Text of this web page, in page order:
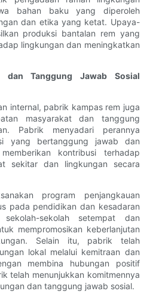
bahan baku yang diperoleh
dan etika yang ketat. Upaya-
produksi bantalan rem yang
lingkungan dan meningkatkan
dan Tanggung Jawab Sosial
internal, pabrik kampas rem juga
masyarakat dan tanggung
Pabrik menyadari perannya
yang bertanggung jawab dan
kontribusi terhadap
sekitar dan lingkungan secara
program penjangkauan
pada pendidikan dan kesadaran
sekolah setempat dan
mempromosikan keberlanjutan
Selain itu, pabrik telah
lokal melalui kemitraan dan
membina hubungan positif
telah menunjukkan komitmennya
dan tanggung jawab sosial.